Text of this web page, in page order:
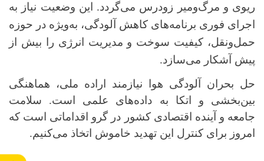
ریوی و مرگ‌ومیر زودرس می‌گردد. این وضعیت نیاز به
اجرای فوری برنامه‌های کاهش آلودگی، به‌ویژه در حوزه
حمل‌ونقل، کیفیت سوخت و مدیریت انرژی را بیش از
پیش آشکار می‌سازد.
حل بحران آلودگی هوا نیازمند اراده ملی، هماهنگی
بین‌بخشی و اتکا به داده‌های علمی است. سلامت
جامعه و آینده اقتصادی کشور در گرو اقداماتی است که
امروز برای کنترل این تهدید خاموش اتخاذ می‌کنیم.